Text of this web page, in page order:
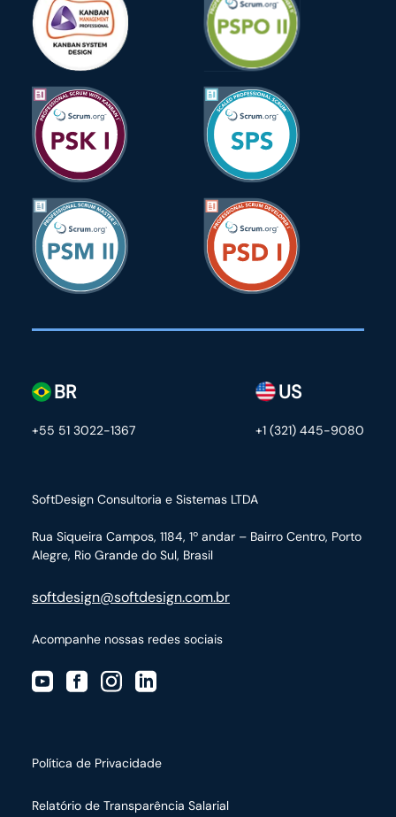
SoftDesign Consultoria e Sistemas LTDA
Rua Siqueira Campos, 1184, 1º andar – Bairro Centro, Porto
Alegre, Rio Grande do Sul, Brasil
softdesign@softdesign.com.br
BR
+55 51 3022-1367
US
+1 (321) 445-9080
Acompanhe nossas redes sociais
Política de Privacidade
Relatório de Transparência Salarial